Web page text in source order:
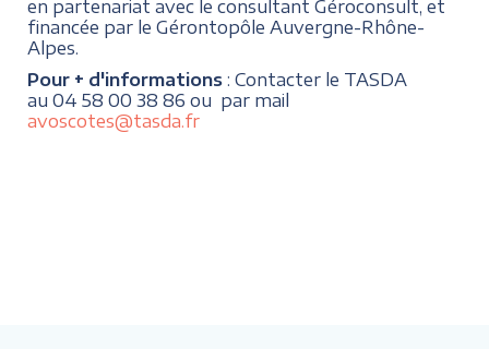
en partenariat avec le consultant Géroconsult, et
financée par le Gérontopôle Auvergne-Rhône-
Alpes.
Pour + d'informations : Contacter le TASDA
au 04 58 00 38 86 ou par mail
avoscotes@tasda.fr